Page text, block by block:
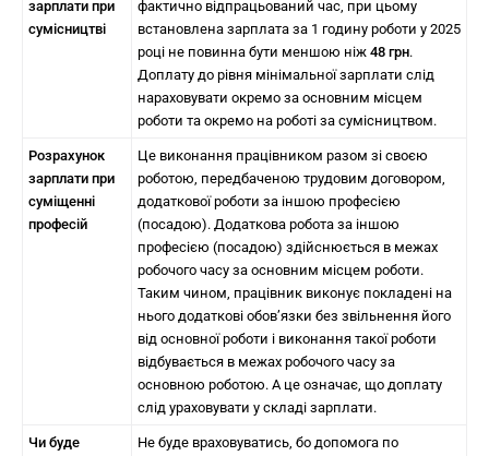
зарплати при
сумісництві
фактично відпрацьований час, при цьому
встановлена зарплата за 1 годину роботи у 2025
році не повинна бути меншою ніж 48 грн.
Доплату до рівня мінімальної зарплати слід
нараховувати окремо за основним місцем
роботи та окремо на роботі за сумісництвом.
Розрахунок
зарплати при
суміщенні
професій
Це виконання працівником разом зі своєю
роботою, передбаченою трудовим договором,
додаткової роботи за іншою професією
(посадою). Додаткова робота за іншою
професією (посадою) здійснюється в межах
робочого часу за основним місцем роботи.
Таким чином, працівник виконує покладені на
нього додаткові обов’язки без звільнення його
від основної роботи і виконання такої роботи
відбувається в межах робочого часу за
основною роботою. А це означає, що доплату
слід ураховувати у складі зарплати.
Чи буде
Не буде враховуватись, бо допомога по